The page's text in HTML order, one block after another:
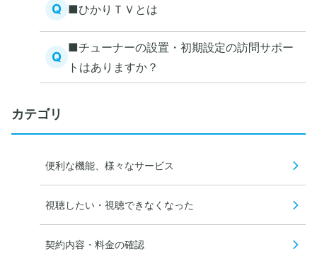
Q ■ひかりＴＶとは
Q
■チューナーの設置・初期設定の訪問サポー
トはありますか？
カテゴリ
便利な機能、様々なサービス
視聴したい・視聴できなくなった
契約内容・料金の確認